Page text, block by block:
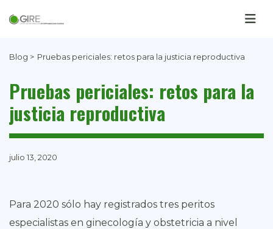
Blog > Pruebas periciales: retos para la justicia reproductiva
Pruebas periciales: retos para la
justicia reproductiva
julio 13, 2020
Para 2020 sólo hay registrados tres peritos
especialistas en ginecología y obstetricia a nivel